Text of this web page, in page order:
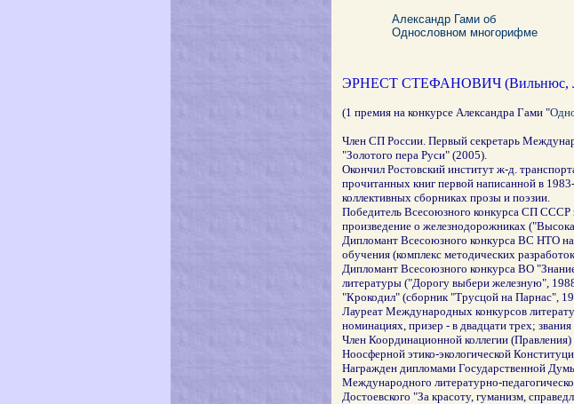
Александр Гами об
Однословном многорифме
ЭРНЕСТ СТЕФАНОВИЧ (Вильнюс,
(1 премия на конкурсе Александра Гами "
Член СП России. Первый секретарь
"Золотого пера Руси" (2005).
Окончил Ростовский институт ж-д.
прочитанных книг первой написанной в
коллективных сборниках прозы и поэзии.
Победитель Всесоюзного конкурса СП СССР
произведение о железнодорожниках
Дипломант Всесоюзного конкурса ВС НТО
обучения (комплекс методических
Дипломант Всесоюзного конкурса ВО
литературы ("Дорогу выбери железную",
"Крокодил" (сборник "Трусцой на Парнас",
Лауреат Международных конкурсов
номинациях, призер - в двадцати трех;
Член Координационной коллегии
Ноосферной этико-экологической
Награжден дипломами Государственной
Международного литературно-
Достоевского "За красоту, гуманизм,